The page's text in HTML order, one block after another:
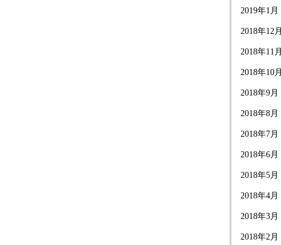
2019年1月
2018年12月
2018年11月
2018年10月
2018年9月
2018年8月
2018年7月
2018年6月
2018年5月
2018年4月
2018年3月
2018年2月